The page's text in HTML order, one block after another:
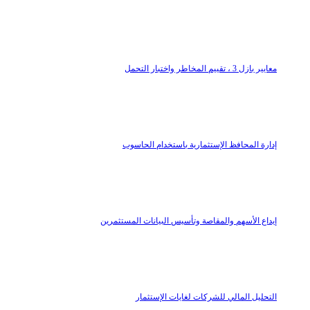
معايير بازل 3 ، تقييم المخاطر واختبار التحمل
إدارة المحافظ الإستثمارية باستخدام الحاسوب
إيداع الأسهم والمقاصة وتأسيس البيانات المستثمرين
التحليل المالي للشركات لغايات الإستثمار